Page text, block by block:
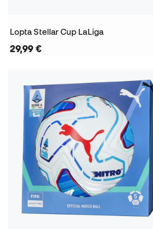
Lopta Stellar Cup LaLiga
29,99 €